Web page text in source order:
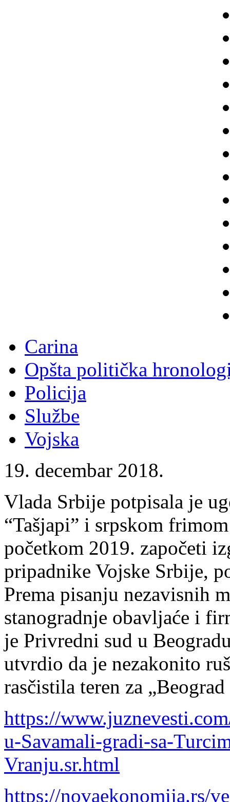
Carina
Opšta politička
Policija
Službe
Vojska
19. decembar 2018.
Vlada Srbije potpisala je
“Tašjapi” i srpskom
početkom 2019. započeti
pripadnike Vojske Srbije,
Prema pisanju nezavisnih
stanogradnje obavljaće i
je Privredni sud u
utvrdio da je nezakonito
rasčistila teren za
https://
u-Savamali-gradi-sa-
Vranju.sr.html
https://novaekonomija.rs/